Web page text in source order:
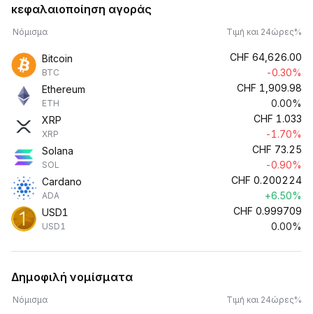
κεφαλαιοποίηση αγοράς
Νόμισμα Τιμή και 24ώρες%
Bitcoin
BTC
CHF 64,626.00
-0.30%
Ethereum
ETH
CHF 1,909.98
0.00%
XRP
XRP
CHF 1.033
-1.70%
Solana
SOL
CHF 73.25
-0.90%
Cardano
ADA
CHF 0.200224
+6.50%
USD1
USD1
CHF 0.999709
0.00%
Δημοφιλή νομίσματα
Νόμισμα Τιμή και 24ώρες%